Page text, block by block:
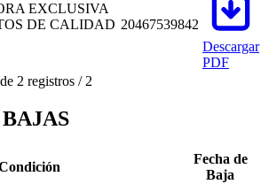
EXCLUSIVA
DE CALIDAD 20467539842
Descargar
PDF
de 2 registros / 2
Fecha de
Baja